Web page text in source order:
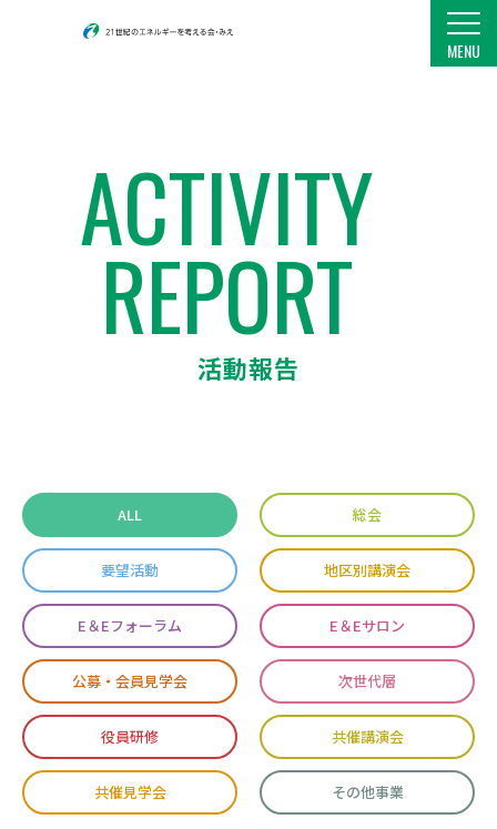
21世紀のエネルギーを考える会・みえ
MENU
ACTIVITY
REPORT
活動報告
ALL 総会
要望活動 地区別講演会
E＆Eフォーラム E＆Eサロン
公募・会員見学会 次世代層
役員研修 共催講演会
共催見学会 その他事業